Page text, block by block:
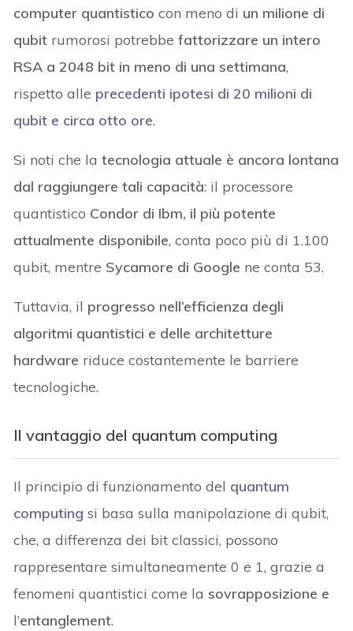
computer quantisticocon meno di un milione di
qubit rumorosi potrebbe fattorizzare un intero
RSA a 2048 bit in meno di una settimana,
rispetto alle precedenti ipotesi di 20 milioni di
qubit e circa otto ore.
Si noti che latecnologia attuale è ancora lontana
dal raggiungere tali capacità: il processore
quantistico Condor di Ibm, il più potente
attualmente disponibile, conta poco più di 1.100
qubit, mentre Sycamore di Google ne conta 53.
Tuttavia, il progresso nell’efficienza degli
algoritmi quantistici e delle architetture
hardware riduce costantemente le barriere
tecnologiche.
Il vantaggio del quantum computing
Il principio di funzionamento del quantum
computing si basa sulla manipolazione di qubit,
che, a differenza dei bit classici, possono
rappresentare simultaneamente 0 e 1, grazie a
fenomeni quantistici come la sovrapposizione e
l’entanglement.